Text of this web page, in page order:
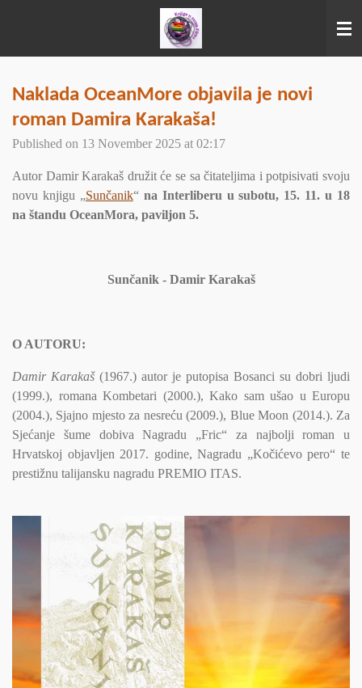
main
Naklada OceanMore objavila je novi
roman Damira Karakaša!
Published on 13 November 2025 at 02:17
Autor Damir Karakaš družit će se sa čitateljima i potpisivati svoju
novu knjigu „Sunčanik“ na Interliberu u subotu, 15. 11. u 18
na štandu OceanMora, paviljon 5.
Sunčanik - Damir Karakaš
O AUTORU:
Damir Karakaš (1967.) autor je putopisa Bosanci su dobri ljudi
(1999.), romana Kombetari (2000.), Kako sam ušao u Europu
(2004.), Sjajno mjesto za nesreću (2009.), Blue Moon (2014.). Za
Sjećanje šume dobiva Nagradu „Fric“ za najbolji roman u
Hrvatskoj objavljen 2017. godine, Nagradu „Kočićevo pero“ te
prestižnu talijansku nagradu PREMIO ITAS.